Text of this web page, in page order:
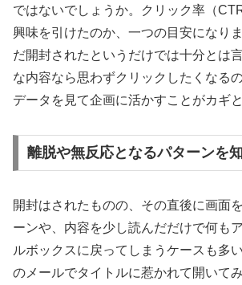
ではないでしょうか。クリック率（
興味を引けたのか、一つの目安になり
だ開封されたというだけでは十分とは
な内容なら思わずクリックしたくなる
データを見て企画に活かすことがカギと
離脱や無反応となるパターンを
開封はされたものの、その直後に画面
ーンや、内容を少し読んだだけで何も
ルボックスに戻ってしまうケースも多
のメールでタイトルに惹かれて開いて